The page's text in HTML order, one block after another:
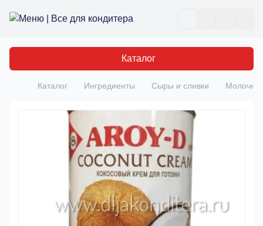
Все для кондитера
Каталог
Главная
Каталог Ингредиенты Сыры и сливки